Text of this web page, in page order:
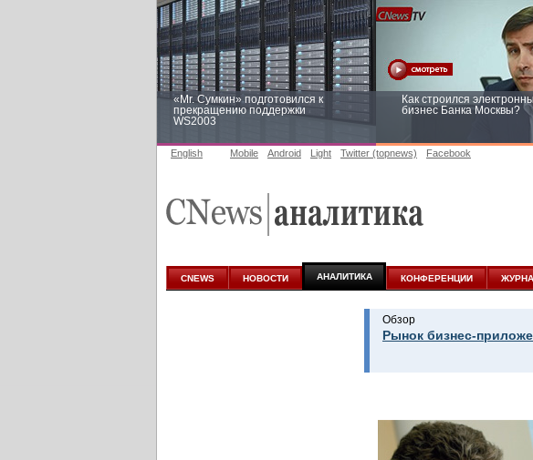
«Mr. Сумкин» подготовился к
прекращению поддержки
WS2003
Как строился
бизнес Банка Москвы?
аналитике
English Mobile Android Light Twitter (topnews) Facebook
CNEWS НОВОСТИ АНАЛИТИКА КОНФЕРЕНЦИИ
Обзор
Рынок бизнес-